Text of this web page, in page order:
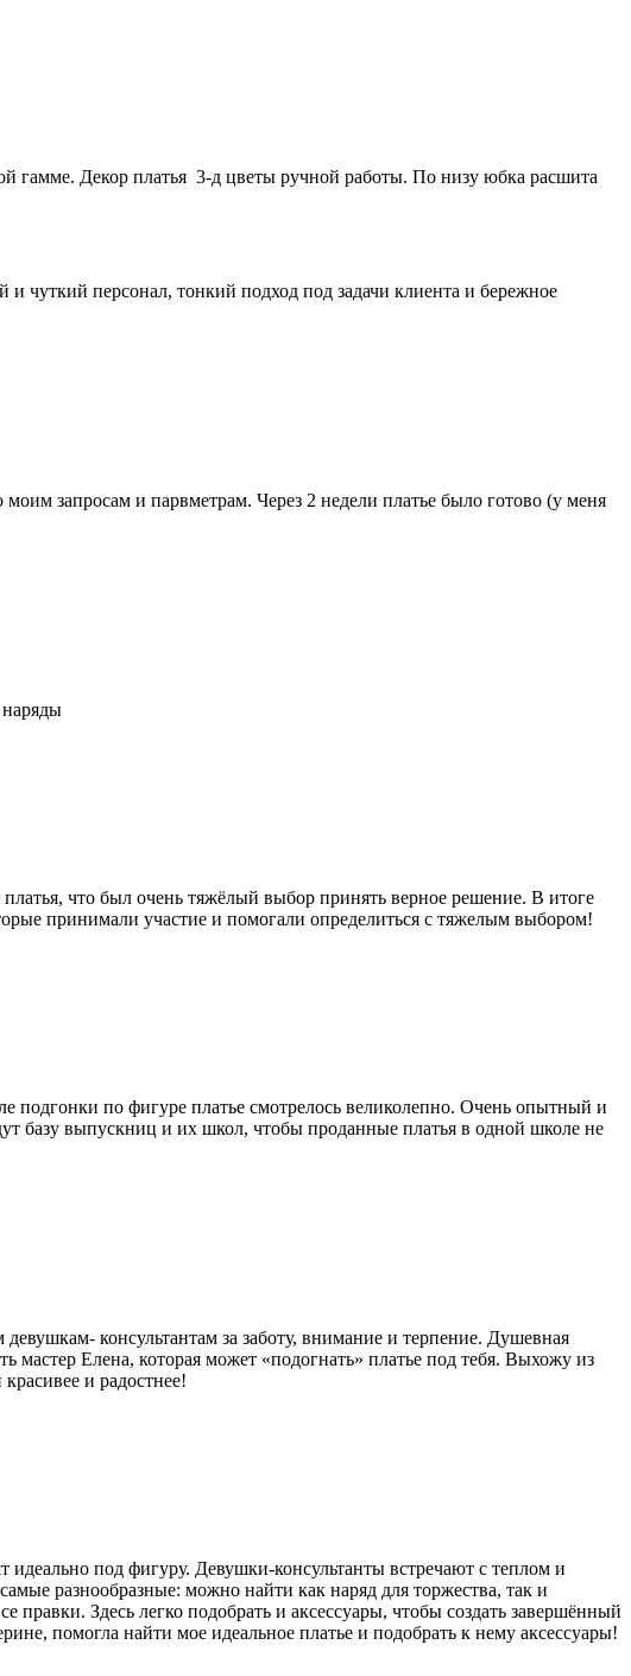
гамме. Декор платья 3-д цветы ручной работы. По низу юбка расшита
чуткий персонал, тонкий подход под задачи клиента и бережное
запросам и парвметрам. Через 2 недели платье было готово (у меня
что был очень тяжёлый выбор принять верное решение. В итоге
принимали участие и помогали определиться с тяжелым выбором!
по фигуре платье смотрелось великолепно. Очень опытный и
базу выпускниц и их школ, чтобы проданные платья в одной школе не
консультантам за заботу, внимание и терпение. Душевная
мастер Елена, которая может «подогнать» платье под тебя. Выхожу из
и радостнее!
идеально под фигуру. Девушки-консультанты встречают с теплом и
разнообразные: можно найти как наряд для торжества, так и
правки. Здесь легко подобрать и аксессуары, чтобы создать завершённый
помогла найти мое идеальное платье и подобрать к нему аксессуары!